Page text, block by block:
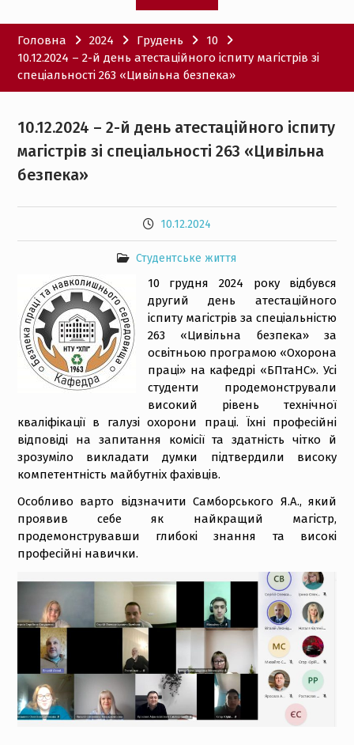
Головна 2024 Грудень
10
10.12.2024 – 2-й день атестаційного іспиту магістрів зі
спеціальності 263 «Цивільна безпека»
10.12.2024 – 2-й день атестаційного іспиту
магістрів зі спеціальності 263 «Цивільна
безпека»
10.12.2024
Студентське життя
10 грудня 2024 року відбувся
другий день атестаційного
іспиту магістрів за спеціальністю
263 «Цивільна безпека» за
освітньою програмою «Охорона
праці» на кафедрі «БПтаНС». Усі
студенти продемонстрували
високий рівень технічної
кваліфікації в галузі охорони праці. Їхні професійні
відповіді на запитання комісії та здатність чітко й
зрозуміло викладати думки підтвердили високу
компетентність майбутніх фахівців.
Особливо варто відзначити Самборського Я.А., який
проявив себе як найкращий магістр,
продемонструвавши глибокі знання та високі
професійні навички.